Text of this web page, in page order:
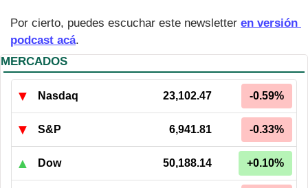
Por cierto, puedes escuchar este newsletter en versión
podcast acá.
MERCADOS
▼ Nasdaq 23,102.47 -0.59%
▼ S&P 6,941.81 -0.33%
▲ Dow 50,188.14 +0.10%